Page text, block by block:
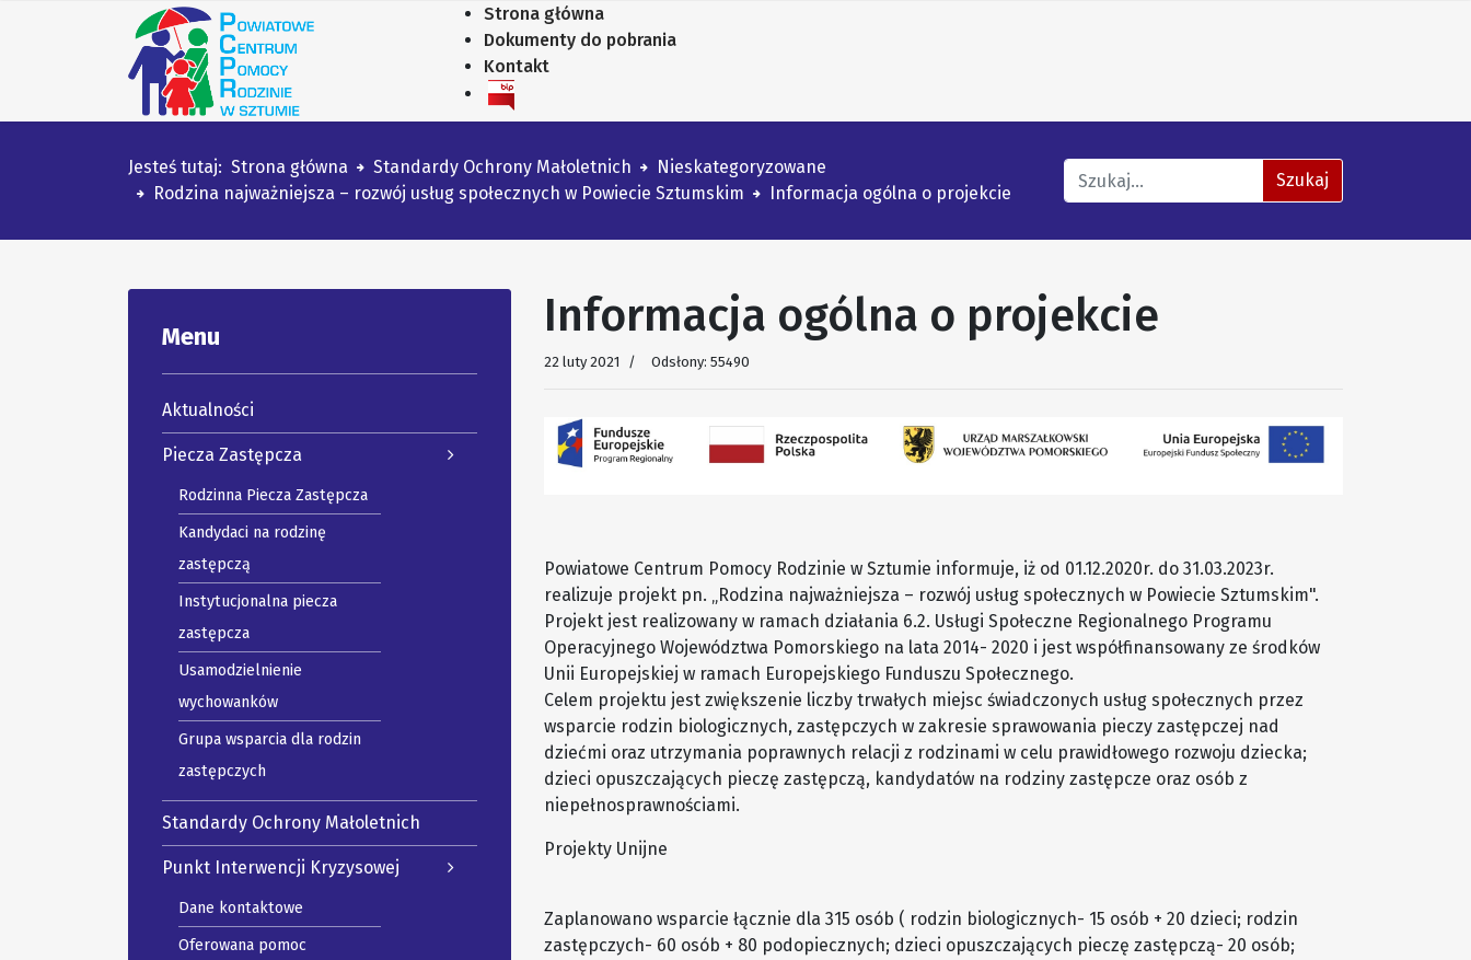
Strona główna
Dokumenty do pobrania
Kontakt
Jesteś tutaj: Strona główna Standardy Ochrony Małoletnich
Nieskategoryzowane
Rodzina najważniejsza – rozwój usług społecznych w Powiecie Sztumskim
Informacja ogólna o projekcie
Znajdź na stronie Szukaj
Menu
Aktualności
Piecza Zastępcza
Rodzinna Piecza Zastępcza
Kandydaci na rodzinę
zastępczą
Instytucjonalna piecza
zastępcza
Usamodzielnienie
wychowanków
Grupa wsparcia dla rodzin
zastępczych
Standardy Ochrony Małoletnich
Punkt Interwencji Kryzysowej
Dane kontaktowe
Oferowana pomoc
Informacja ogólna o projekcie
22 luty 2021 Odsłony: 55490
Powiatowe Centrum Pomocy Rodzinie w Sztumie informuje, iż od 01.12.2020r. do 31.03.2023r.
realizuje projekt pn. „Rodzina najważniejsza – rozwój usług społecznych w Powiecie Sztumskim".
Projekt jest realizowany w ramach działania 6.2. Usługi Społeczne Regionalnego Programu
Operacyjnego Województwa Pomorskiego na lata 2014- 2020 i jest współfinansowany ze środków
Unii Europejskiej w ramach Europejskiego Funduszu Społecznego.
Celem projektu jest zwiększenie liczby trwałych miejsc świadczonych usług społecznych przez
wsparcie rodzin biologicznych, zastępczych w zakresie sprawowania pieczy zastępczej nad
dziećmi oraz utrzymania poprawnych relacji z rodzinami w celu prawidłowego rozwoju dziecka;
dzieci opuszczających pieczę zastępczą, kandydatów na rodziny zastępcze oraz osób z
niepełnosprawnościami.
Projekty Unijne
Zaplanowano wsparcie łącznie dla 315 osób ( rodzin biologicznych- 15 osób + 20 dzieci; rodzin
zastępczych- 60 osób + 80 podopiecznych; dzieci opuszczających pieczę zastępczą- 20 osób;